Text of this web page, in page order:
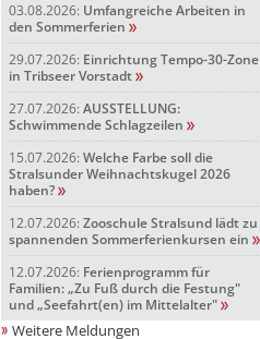
03.08.2026: Umfangreiche Arbeiten in
den Sommerferien
29.07.2026: Einrichtung Tempo-30-Zone
in Tribseer Vorstadt
27.07.2026: AUSSTELLUNG:
Schwimmende Schlagzeilen
15.07.2026: Welche Farbe soll die
Stralsunder Weihnachtskugel 2026
haben?
12.07.2026: Zooschule Stralsund lädt zu
spannenden Sommerferienkursen ein
12.07.2026: Ferienprogramm für
Familien: „Zu Fuß durch die Festung"
und „Seefahrt(en) im Mittelalter"
Weitere Meldungen